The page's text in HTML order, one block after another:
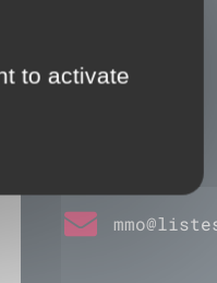
to activate